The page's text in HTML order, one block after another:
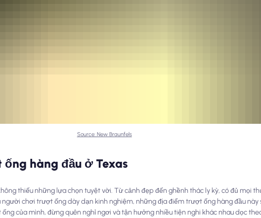
Source: New Braunfels
hàng đầu ở Texas
thiếu những lựa chọn tuyệt vời. Từ cảnh đẹp đến ghềnh thác ly kỳ, có đủ mọi
chơi trượt ống dày dạn kinh nghiệm, những địa điểm trượt ống hàng đầu này
của mình, đừng quên nghỉ ngơi và tận hưởng nhiều tiện nghi khác nhau dọc